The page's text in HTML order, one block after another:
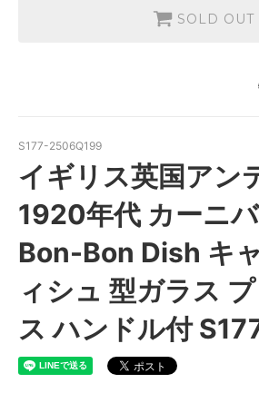
SOLD OUT
S177-2506Q199
イギリス英国アン
1920年代 カーニ
Bon-Bon Dish キ
ィシュ 型ガラス
ス ハンドル付